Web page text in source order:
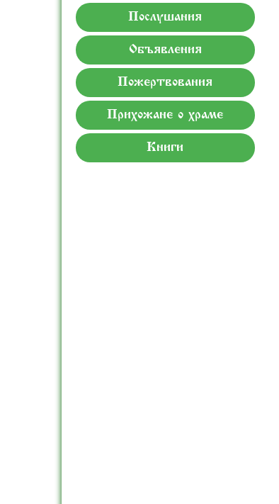
Послушания
Объявления
Пожертвования
Прихожане о храме
Книги